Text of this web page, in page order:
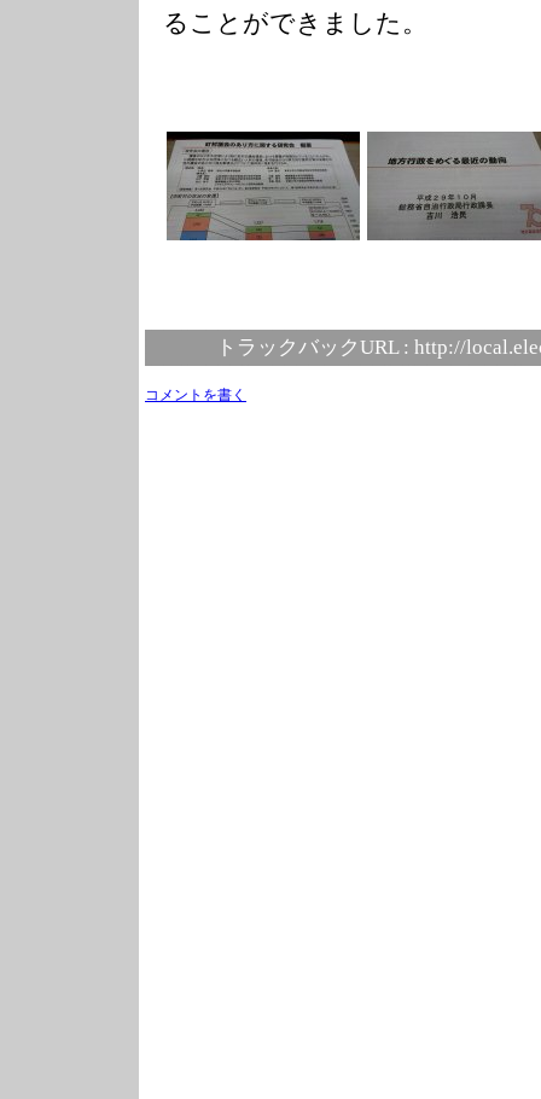
ることができました。
トラックバックURL : http://
コメントを書く